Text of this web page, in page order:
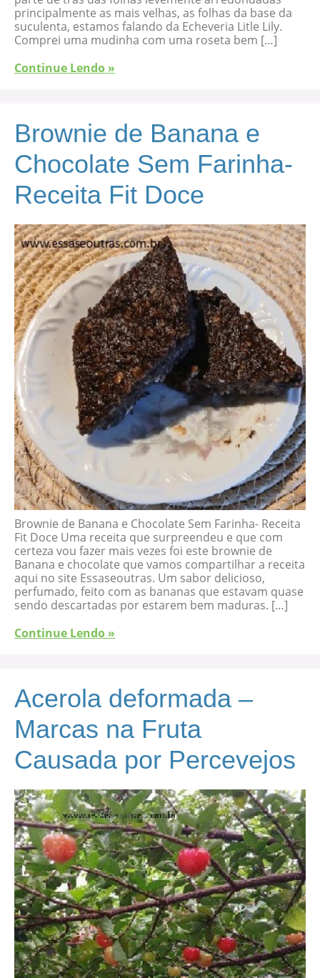
principalmente as mais velhas, as folhas da base da
suculenta, estamos falando da Echeveria Litle Lily.
Comprei uma mudinha com uma roseta bem […]
Continue Lendo »
Brownie de Banana e
Chocolate Sem Farinha-
Receita Fit Doce
Brownie de Banana e Chocolate Sem Farinha- Receita
Fit Doce Uma receita que surpreendeu e que com
certeza vou fazer mais vezes foi este brownie de
Banana e chocolate que vamos compartilhar a receita
aqui no site Essaseoutras. Um sabor delicioso,
perfumado, feito com as bananas que estavam quase
sendo descartadas por estarem bem maduras. […]
Continue Lendo »
Acerola deformada –
Marcas na Fruta
Causada por Percevejos